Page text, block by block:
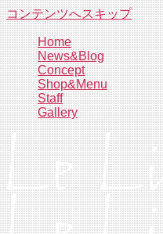
コンテンツへスキップ
Home
News&Blog
Concept
Shop&Menu
Staff
Gallery